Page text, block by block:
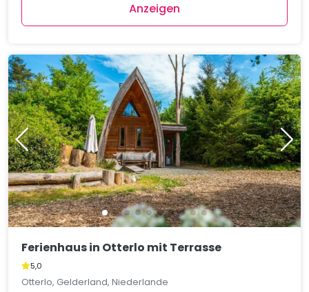
Anzeigen
Ferienhaus in Otterlo mit Terrasse
5,0
Otterlo, Gelderland, Niederlande